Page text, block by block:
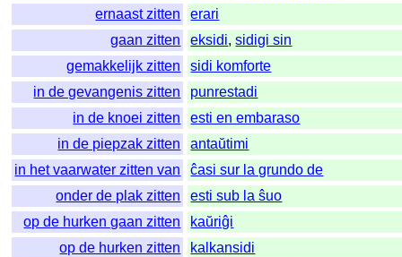
ernaast zitten
erari
gaan zitten
eksidi,sidigi sin
gemakkelijk zitten
sidi komforte
in de gevangenis zitten
punrestadi
in de knoei zitten
esti en embaraso
in de piepzak zitten
antaŭtimi
in het vaarwater zitten van
ĉasi sur la grundo de
onder de plak zitten
esti sub la ŝuo
op de hurken gaan zitten
kaŭriĝi
op de hurken zitten
kalkansidi